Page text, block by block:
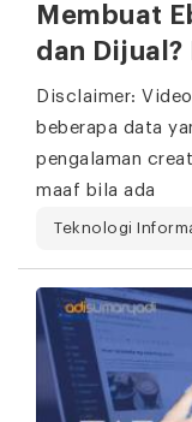
Membuat
dan Dijual?
Disclaimer:
beberapa data
pengalaman
maaf bila ada
Teknologi